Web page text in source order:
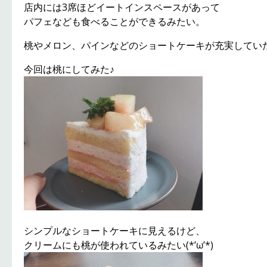
店内には3席ほどイートインスペースがあって
パフェなども食べることができるみたい。
桃やメロン、パインなどのショートケーキが充実してい
今回は桃にしてみた♪
シンプルなショートケーキに見えるけど、
クリームにも桃が使われているみたい(*’ω’*)